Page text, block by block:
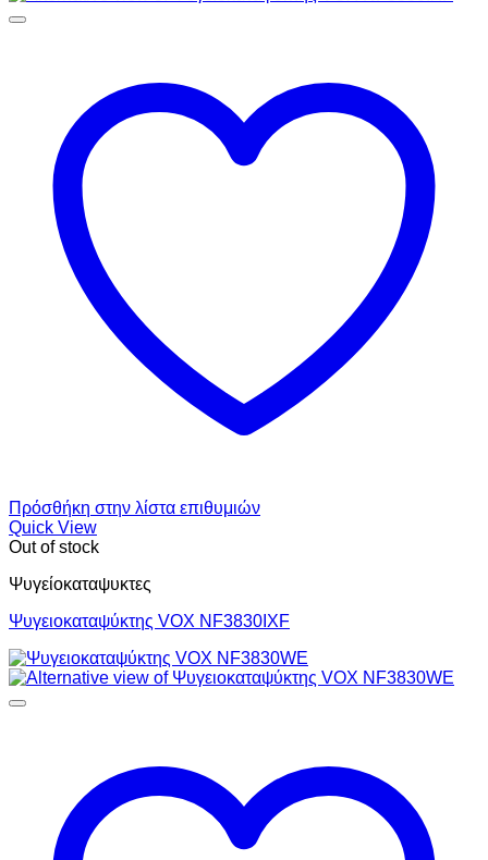
Πρόσθήκη στην λίστα επιθυμιών
Quick View
Out of stock
Ψυγείοκαταψυκτες
Ψυγειοκαταψύκτης VOX NF3830IXF